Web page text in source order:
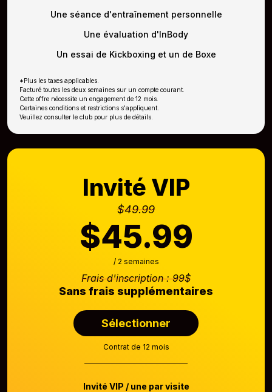
Une séance d'entraînement personnelle
Une évaluation d'InBody
Un essai de Kickboxing et un de Boxe
*Plus les taxes applicables.
Facturé toutes les deux semaines sur un compte courant.
Cette offre nécessite un engagement de 12 mois.
Certaines conditions et restrictions s'appliquent.
Veuillez consulter le club pour plus de détails.
Invité VIP
$49.99
$45.99
/ 2 semaines
Frais d'inscription : 99$
Sans frais supplémentaires
Sélectionner
Contrat de 12 mois
Invité VIP / une par visite